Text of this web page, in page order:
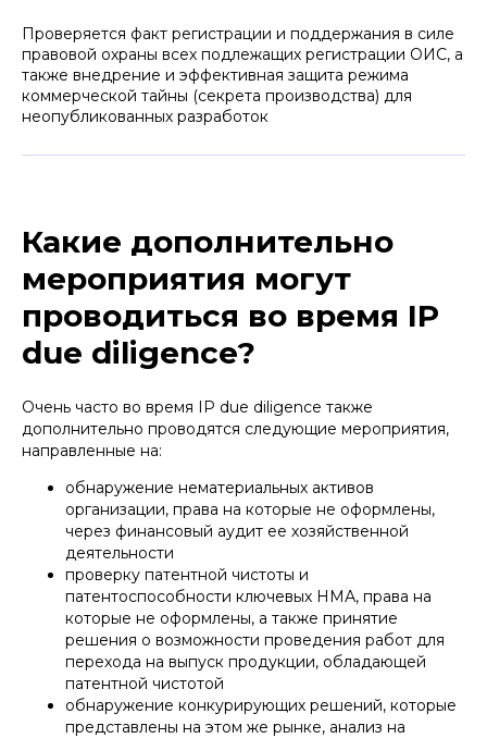
Проверяется факт регистрации и поддержания в силе
правовой охраны всех подлежащих регистрации ОИС, а
также внедрение и эффективная защита режима
коммерческой тайны (секрета производства) для
неопубликованных разработок
Какие дополнительно
мероприятия могут
проводиться во время IP
due diligence?
Очень часто во время IP due diligence также
дополнительно проводятся следующие мероприятия,
направленные на:
обнаружение нематериальных активов
организации, права на которые не оформлены,
через финансовый аудит ее хозяйственной
деятельности
проверку патентной чистоты и
патентоспособности ключевых НМА, права на
которые не оформлены, а также принятие
решения о возможности проведения работ для
перехода на выпуск продукции, обладающей
патентной чистотой
обнаружение конкурирующих решений, которые
представлены на этом же рынке, анализ на